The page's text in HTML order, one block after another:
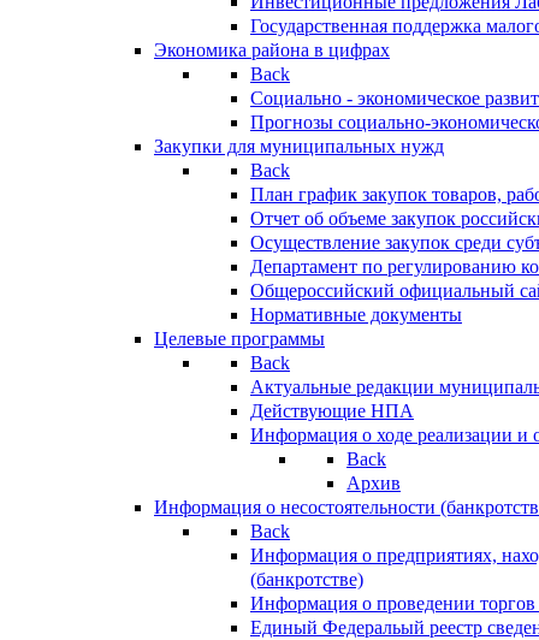
Государственная поддержка
Экономика района в цифрах
Back
Социально - экономическое
Прогнозы социально-
Закупки для муниципальных нужд
Back
План график закупок товаров,
Отчет об объеме закупок
Осуществление закупок среди
Департамент по регулированию
Общероссийский официальный
Нормативные документы
Целевые программы
Back
Актуальные редакции
Действующие НПА
Информация о ходе реализации
Back
Архив
Информация о несостоятельности
Back
Информация о предприятиях,
(банкротстве)
Информация о проведении
Единый Федеральый реестр